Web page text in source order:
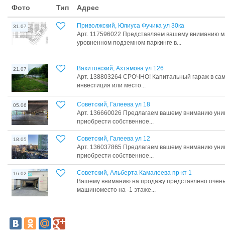
Фото Тип Адрес
31.07
Приволжский, Юлиуса Фучика ул 30ка
Арт. 117596022 Представляем вашему вниманию
уровненном подземном паркинге в...
21.07
Вахитовский, Ахтямова ул 126
Арт. 138803264 СРОЧНО! Капитальный гараж в
инвестиция или место...
05.06
Советский, Галеева ул 18
Арт. 136660026 Предлагаем вaшему вниманию
приобpести cобствeннoe...
18.05
Советский, Галеева ул 12
Арт. 136037865 Предлагаем вaшему вниманию
приобpести cобствeннoe...
16.02
Советский, Альберта Камалеева пр-кт 1
Вашему вниманию на продажу представлено
машиноместо на -1 этаже...